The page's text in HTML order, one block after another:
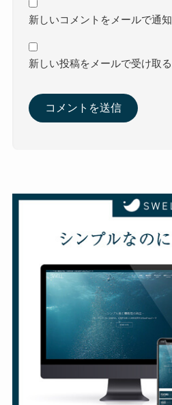
新しいコメントをメールで通知
新しい投稿をメールで受け取る